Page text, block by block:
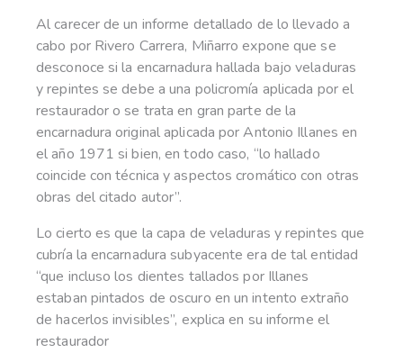
Al carecer de un informe detallado de lo llevado a
cabo por Rivero Carrera, Miñarro expone que se
desconoce si la encarnadura hallada bajo veladuras
y repintes se debe a una policromía aplicada por el
restaurador o se trata en gran parte de la
encarnadura original aplicada por Antonio Illanes en
el año 1971 si bien, en todo caso, “lo hallado
coincide con técnica y aspectos cromático con otras
obras del citado autor”.
Lo cierto es que la capa de veladuras y repintes que
cubría la encarnadura subyacente era de tal entidad
“que incluso los dientes tallados por Illanes
estaban pintados de oscuro en un intento extraño
de hacerlos invisibles”, explica en su informe el
restaurador